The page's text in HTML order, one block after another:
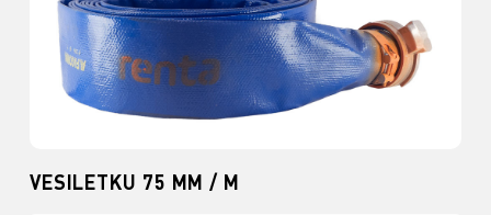
VESILETKU 75 MM / M